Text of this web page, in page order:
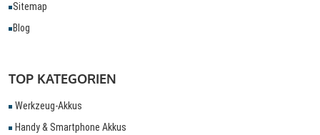
Sitemap
Blog
TOP KATEGORIEN
Werkzeug-Akkus
Handy & Smartphone Akkus